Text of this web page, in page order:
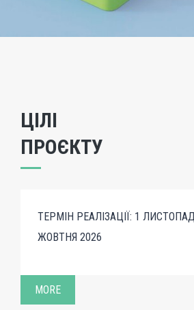
ЦІЛІ
ПРОЄКТУ
ТЕРМІН РЕАЛІЗАЦІЇ: 1
ЖОВТНЯ 2026
MORE